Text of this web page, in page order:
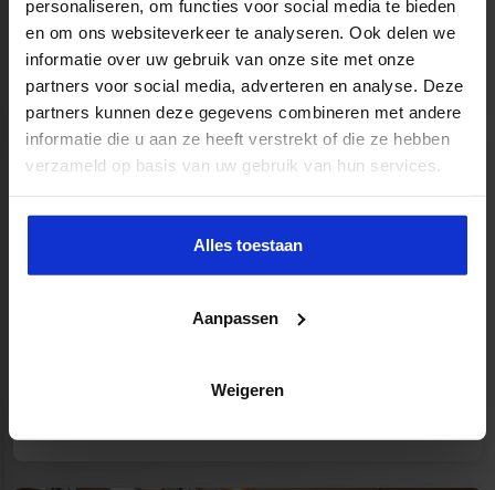
personaliseren, om functies voor social media te bieden
en om ons websiteverkeer te analyseren. Ook delen we
informatie over uw gebruik van onze site met onze
partners voor social media, adverteren en analyse. Deze
partners kunnen deze gegevens combineren met andere
informatie die u aan ze heeft verstrekt of die ze hebben
verzameld op basis van uw gebruik van hun services.
Alles toestaan
Aanpassen
Weigeren
Wat doet een projectcontroller?
7 minuten Lees meer
Rechtmatigheidsverantwoording gemeenten